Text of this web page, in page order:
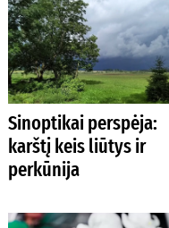
Sinoptikai perspėja:
karštį keis liūtys ir
perkūnija